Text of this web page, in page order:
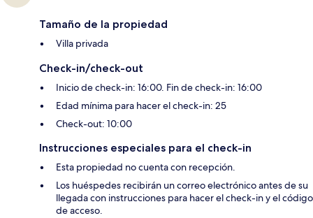
Tamaño de la propiedad
Villa privada
Check-in/check-out
Inicio de check-in: 16:00. Fin de check-in: 16:00
Edad mínima para hacer el check-in: 25
Check-out: 10:00
Instrucciones especiales para el check-in
Esta propiedad no cuenta con recepción.
Los huéspedes recibirán un correo electrónico antes de su
llegada con instrucciones para hacer el check-in y el código
de acceso.